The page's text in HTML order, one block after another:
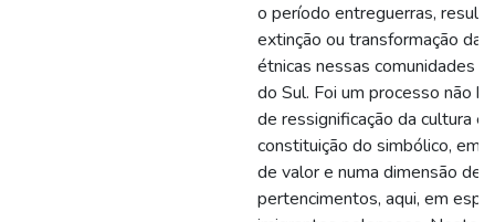
o período entreguerras,
extinção ou transformação
étnicas nessas comunidades
do Sul. Foi um processo não
de ressignificação da cultura
constituição do simbólico, em
de valor e numa dimensão de
pertencimentos, aqui, em